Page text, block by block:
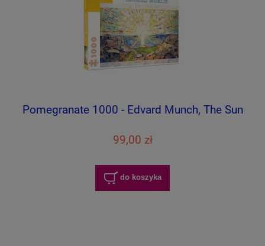
Pomegranate 1000 - Edvard Munch, The Sun
99,00 zł
do koszyka